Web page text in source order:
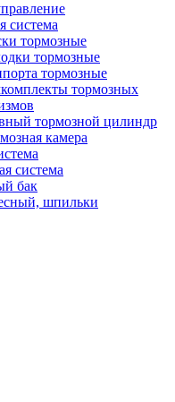
система
тормозные
тормозные
тормозные
тормозных
тормозной цилиндр
камера
система
бак
шпильки